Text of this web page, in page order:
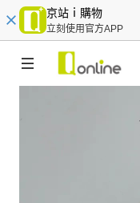
京站ｉ購物
立刻使用官方APP